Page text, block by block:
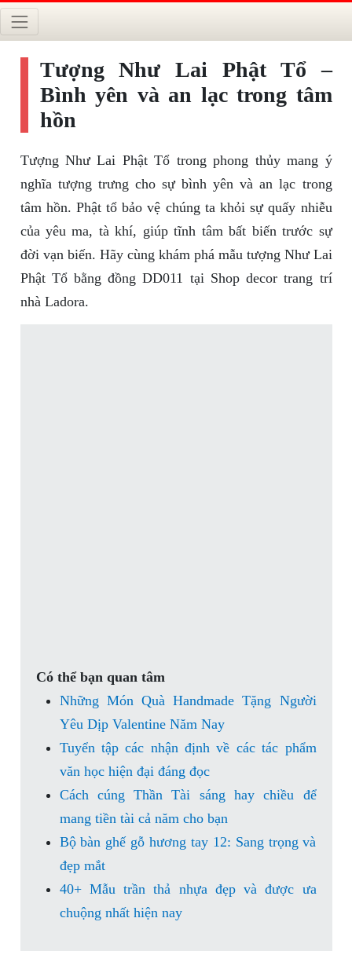
Tượng Như Lai Phật Tổ –
Bình yên và an lạc trong tâm
hồn
Tượng Như Lai Phật Tổ trong phong thủy mang ý
nghĩa tượng trưng cho sự bình yên và an lạc trong
tâm hồn. Phật tổ bảo vệ chúng ta khỏi sự quấy nhiễu
của yêu ma, tà khí, giúp tĩnh tâm bất biến trước sự
đời vạn biến. Hãy cùng khám phá mẫu tượng Như Lai
Phật Tổ bằng đồng DD011 tại Shop decor trang trí
nhà Ladora.
Có thể bạn quan tâm
Những Món Quà Handmade Tặng Người
Yêu Dịp Valentine Năm Nay
Tuyển tập các nhận định về các tác phẩm
văn học hiện đại đáng đọc
Cách cúng Thần Tài sáng hay chiều để
mang tiền tài cả năm cho bạn
Bộ bàn ghế gỗ hương tay 12: Sang trọng và
đẹp mắt
40+ Mẫu trần thả nhựa đẹp và được ưa
chuộng nhất hiện nay